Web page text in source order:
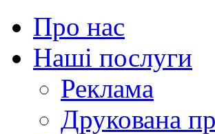
Про нас
Наші послуги
Реклама
Друкована